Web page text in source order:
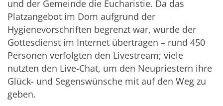
und der Gemeinde die Eucharistie. Da das
Platzangebot im Dom aufgrund der
Hygienevorschriften begrenzt war, wurde der
Gottesdienst im Internet übertragen – rund 450
Personen verfolgten den Livestream; viele
nutzten den Live-Chat, um den Neupriestern ihre
Glück- und Segenswünsche mit auf den Weg zu
geben.